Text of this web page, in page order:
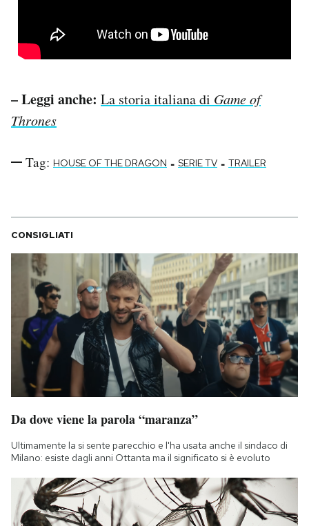
– Leggi anche: La storia italiana di Game of
Thrones
Tag: HOUSE OF THE DRAGON - SERIE TV - TRAILER
CONSIGLIATI
Da dove viene la parola “maranza”
Ultimamente la si sente parecchio e l'ha usata anche il sindaco di
Milano: esiste dagli anni Ottanta ma il significato si è evoluto